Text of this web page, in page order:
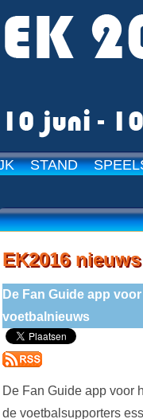
EK2016 nieuws
De Fan Guide app
voetbalnieuws
De Fan Guide app voor
de voetbalsupporters
STAND